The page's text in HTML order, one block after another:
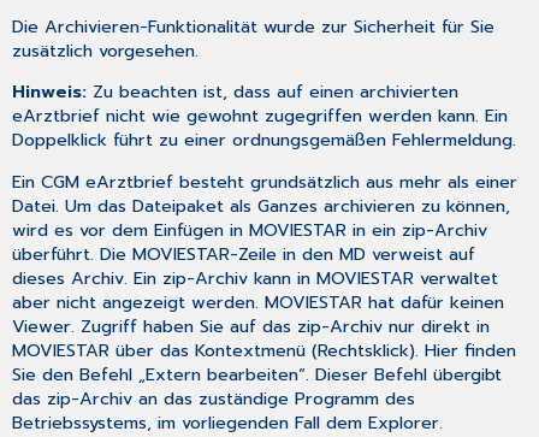
Die Archivieren-Funktionalität wurde zur Sicherheit für Sie
zusätzlich vorgesehen.
Hinweis: Zu beachten ist, dass auf einen archivierten
eArztbrief nicht wie gewohnt zugegriffen werden kann. Ein
Doppelklick führt zu einer ordnungsgemäßen Fehlermeldung.
Ein CGM eArztbrief besteht grundsätzlich aus mehr als einer
Datei. Um das Dateipaket als Ganzes archivieren zu können,
wird es vor dem Einfügen in MOVIESTAR in ein zip-Archiv
überführt. Die MOVIESTAR-Zeile in den MD verweist auf
dieses Archiv. Ein zip-Archiv kann in MOVIESTAR verwaltet
aber nicht angezeigt werden. MOVIESTAR hat dafür keinen
Viewer. Zugriff haben Sie auf das zip-Archiv nur direkt in
MOVIESTAR über das Kontextmenü (Rechtsklick). Hier finden
Sie den Befehl „Extern bearbeiten“. Dieser Befehl übergibt
das zip-Archiv an das zuständige Programm des
Betriebssystems, im vorliegenden Fall dem Explorer.